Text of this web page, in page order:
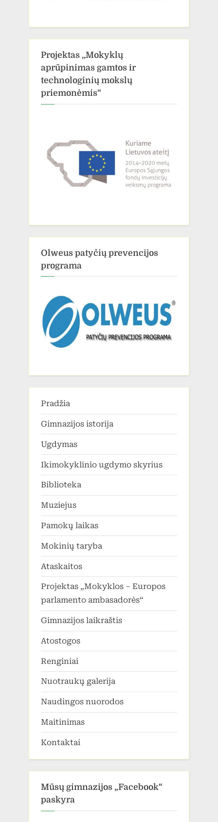
Projektas ,,Mokyklų
aprūpinimas gamtos ir
technologinių mokslų
priemonėmis“
Olweus patyčių prevencijos
programa
Pradžia
Gimnazijos istorija
Ugdymas
Ikimokyklinio ugdymo skyrius
Biblioteka
Muziejus
Pamokų laikas
Mokinių taryba
Ataskaitos
Projektas „Mokyklos – Europos
parlamento ambasadorės“
Gimnazijos laikraštis
Atostogos
Renginiai
Nuotraukų galerija
Naudingos nuorodos
Maitinimas
Kontaktai
Mūsų gimnazijos „Facebook“
paskyra